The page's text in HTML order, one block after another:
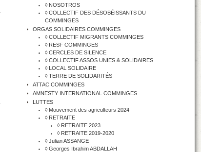
◊ NOSOTROS
◊ COLLECTIF DES DÉSOBÉISSANTS DU
COMMINGES
ORGAS SOLIDAIRES COMMINGES
◊ COLLECTIF MIGRANTS COMMINGES
◊ RESF COMMINGES
◊ CERCLES DE SILENCE
◊ COLLECTIF ASSOS UNIES & SOLIDAIRES
◊ LOCAL SOLIDAIRE
◊ TERRE DE SOLIDARITÉS
ATTAC COMMINGES
AMNESTY INTERNATIONAL COMMINGES
LUTTES
◊ Mouvement des agriculteurs 2024
◊ RETRAITE
◊ RETRAITE 2023
◊ RETRAITE 2019-2020
◊ Julian ASSANGE
◊ Georges Ibrahim ABDALLAH